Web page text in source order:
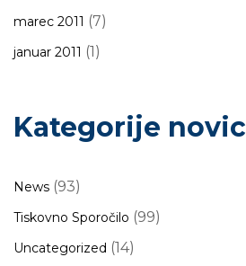
marec 2011 (7)
januar 2011 (1)
Kategorije novic
News (93)
Tiskovno Sporočilo (99)
Uncategorized (14)